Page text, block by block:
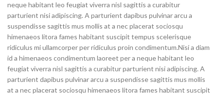
neque habitant leo feugiat viverra nisl sagittis a curabitur
parturient nisi adipiscing. A parturient dapibus pulvinar arcu a
suspendisse sagittis mus mollis at a nec placerat sociosqu
himenaeos litora fames habitant suscipit tempus scelerisque
ridiculus mi ullamcorper per ridiculus proin condimentum.Nisi a diam
id a himenaeos condimentum laoreet per a neque habitant leo
feugiat viverra nisl sagittis a curabitur parturient nisi adipiscing. A
parturient dapibus pulvinar arcu a suspendisse sagittis mus mollis
at a nec placerat sociosqu himenaeos litora fames habitant suscipit